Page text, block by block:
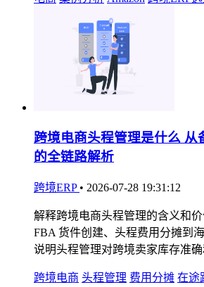
跨境电商头程管理是什么 从
的全链路解析
跨境ERP • 2026-07-28 19:31:12
解释跨境电商头程管理的含义和价
FBA 货件创建、头程费用分摊到
说明头程管理对跨境卖家库存准确
跨境电商 头程管理 费用分摊 在途